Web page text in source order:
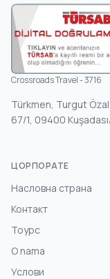
Crossroads Travel - 3716
Türkmen, Turgut
67/1, 09400
ЦОРПОРАТЕ
Насловна страна
Контакт
Тоурс
O nama
Услови